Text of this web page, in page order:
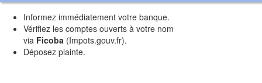
Informez immédiatement votre banque.
Vérifiez les comptes ouverts à votre nom
via Ficoba (Impots.gouv.fr).
Déposez plainte.